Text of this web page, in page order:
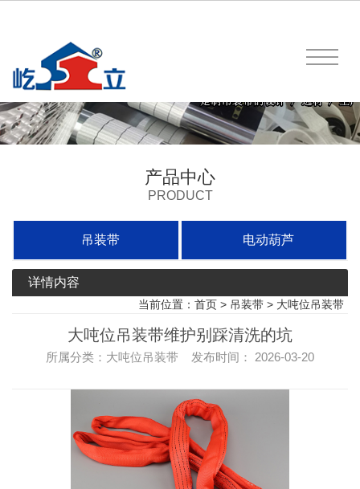
产品中心
PRODUCT
吊装带 电动葫芦
详情内容
当前位置： 首页 > 吊装带 > 大吨位吊装带
大吨位吊装带维护别踩清洗的坑
所属分类：大吨位吊装带 发布时间： 2026-03-20